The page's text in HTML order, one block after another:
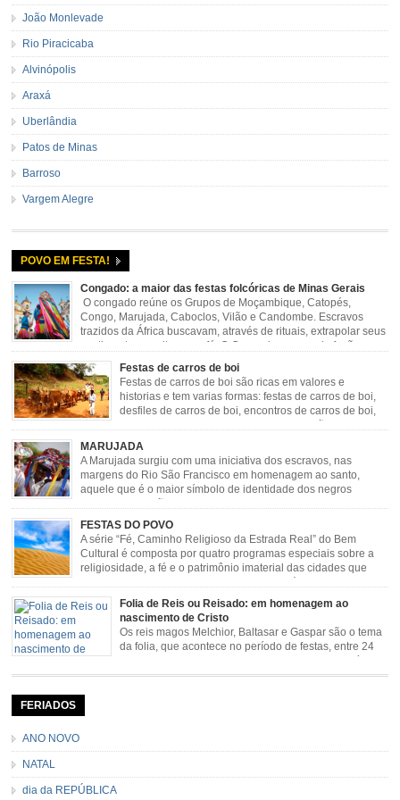
João Monlevade
Rio Piracicaba
Alvinópolis
Araxá
Uberlândia
Patos de Minas
Barroso
Vargem Alegre
POVO EM FESTA!
Congado: a maior das festas folcóricas de Minas Gerais
O congado reúne os Grupos de Moçambique, Catopés,
Congo, Marujada, Caboclos, Vilão e Candombe. Escravos
trazidos da África buscavam, através de rituais, extrapolar seus
sentimentos e culto a sua fé. O Congado nasceu da fusão
destes ritos com a religião católica, imposta aos negros pela Igreja, surgindo
novas histórias que envolviam, sobretudo, Nossa Senhora do […]
Festas de carros de boi
Festas de carros de boi são ricas em valores e
historias e tem varias formas: festas de carros de boi,
desfiles de carros de boi, encontros de carros de boi,
rodeios, carreatas de carros de boi, mutirão de carros
de boi, carreteada, carreiros, candeeiros, boiadas, carapinas, artesãos,
exposição agropecuária, ou seja é um ponto forte […]
MARUJADA
A Marujada surgiu com uma iniciativa dos escravos, nas
margens do Rio São Francisco em homenagem ao santo,
aquele que é o maior símbolo de identidade dos negros
escravizados, São Benedito. Este Santo foi assumido como
sendo milagroso e grande protetor de suas causas. o ponto alto da festa de
São Benedito é a Marujada. […]
FESTAS DO POVO
A série “Fé, Caminho Religioso da Estrada Real” do Bem
Cultural é composta por quatro programas especiais sobre a
religiosidade, a fé e o patrimônio imaterial das cidades que
Senhora da Piedade (MG) e Nossa Senhora da Conceição Aparecida (SP)
pela Estrada Real. Quarto episódio […]
Folia de Reis ou Reisado: em homenagem ao
nascimento de Cristo
Os reis magos Melchior, Baltasar e Gaspar são o tema
da folia, que acontece no período de festas, entre 24
seu contramestre lideram a música e o canto do grupo, passando pela
FERIADOS
ANO NOVO
NATAL
dia da REPÚBLICA